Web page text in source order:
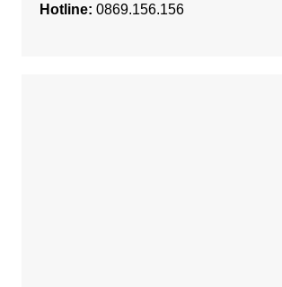
Hotline: 0869.156.156